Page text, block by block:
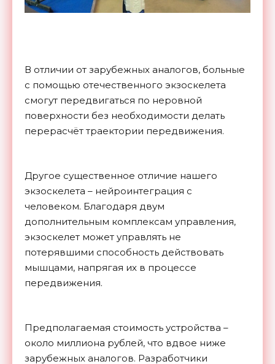
В отличии от зарубежных аналогов, больные
с помощью отечественного экзоскелета
смогут передвигаться по неровной
поверхности без необходимости делать
перерасчёт траектории передвижения.
Другое существенное отличие нашего
экзоскелета – нейроинтеграция с
человеком. Благодаря двум
дополнительным комплексам управления,
экзоскелет может управлять не
потерявшими способность действовать
мышцами, напрягая их в процессе
передвижения.
Предполагаемая стоимость устройства –
около миллиона рублей, что вдвое ниже
зарубежных аналогов. Разработчики